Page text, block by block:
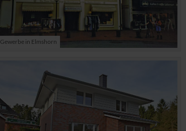
Gewerbe in Elmshorn